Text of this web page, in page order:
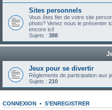
Sites personnels
Vous êtes fier de votre site
photo? Venez nous le présenter
encore ici!
Sujets : 388
Jeux pour se divertir
Règlements de participation aux
Sujets : 210
CONNEXION • S’ENREGISTRER